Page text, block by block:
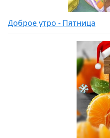
Доброе утро - Пятница